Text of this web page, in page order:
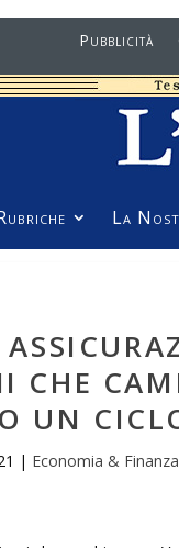
Pubblicità
La
CHE
UN
| Economia & Finanza